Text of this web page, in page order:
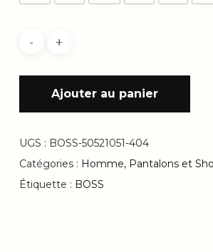
Ajouter au panier
UGS : BOSS-50521051-404
Catégories : Homme, Pantalons et
Étiquette : BOSS